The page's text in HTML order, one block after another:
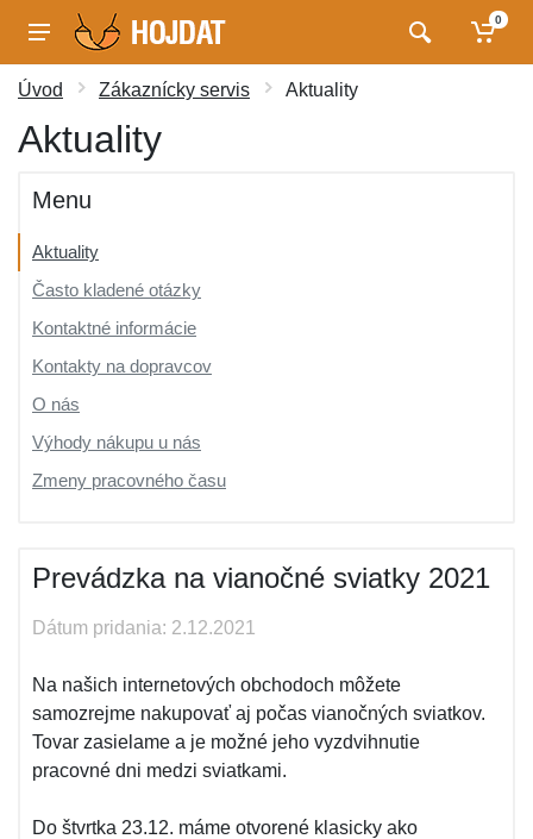
0
Úvod Zákaznícky servis Aktuality
Aktuality
Menu
Aktuality
Často kladené otázky
Kontaktné informácie
Kontakty na dopravcov
O nás
Výhody nákupu u nás
Zmeny pracovného času
Prevádzka na vianočné sviatky 2021
Dátum pridania: 2.12.2021
Na našich internetových obchodoch môžete
samozrejme nakupovať aj počas vianočných sviatkov.
Tovar zasielame a je možné jeho vyzdvihnutie
pracovné dni medzi sviatkami.
Do štvrtka 23.12. máme otvorené klasicky ako